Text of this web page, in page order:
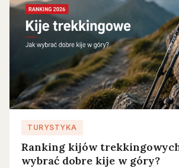
TURYSTYKA
Ranking kijów trekkingowych
wybrać dobre kije w góry?